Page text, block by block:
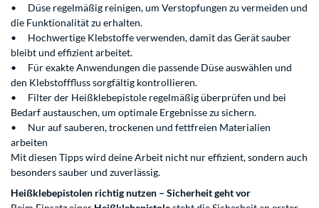
•
Düse regelmäßig reinigen, um Verstopfungen zu vermeiden und
die Funktionalität zu erhalten.
•
Hochwertige Klebstoffe verwenden, damit das Gerät sauber
bleibt und effizient arbeitet.
•
Für exakte Anwendungen die passende Düse auswählen und
den Klebstofffluss sorgfältig kontrollieren.
•
Filter der Heißklebepistole regelmäßig überprüfen und bei
Bedarf austauschen, um optimale Ergebnisse zu sichern.
•
Nur auf sauberen, trockenen und fettfreien Materialien
arbeiten
Mit diesen Tipps wird deine Arbeit nicht nur effizient, sondern auch
besonders sauber und zuverlässig.
Heißklebepistolen richtig nutzen – Sicherheit geht vor